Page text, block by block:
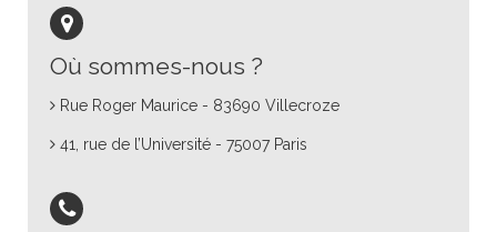
Où sommes-nous ?
Rue Roger Maurice - 83690 Villecroze
41, rue de l’Université - 75007 Paris